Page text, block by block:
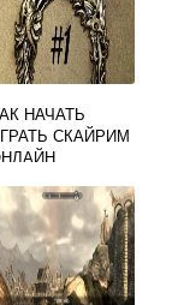
НАЧАТЬ
СКАЙРИМ